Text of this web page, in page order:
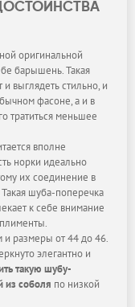
оригинальной
барышень. Такая
выглядеть стильно, и
фасоне, а и в
тратиться меньшее
вполне
норки идеально
их соединение в
шуба-поперечка
к себе внимание
размеры от 44 до 46.
элегантно и
такую шубу-
из соболя по низкой